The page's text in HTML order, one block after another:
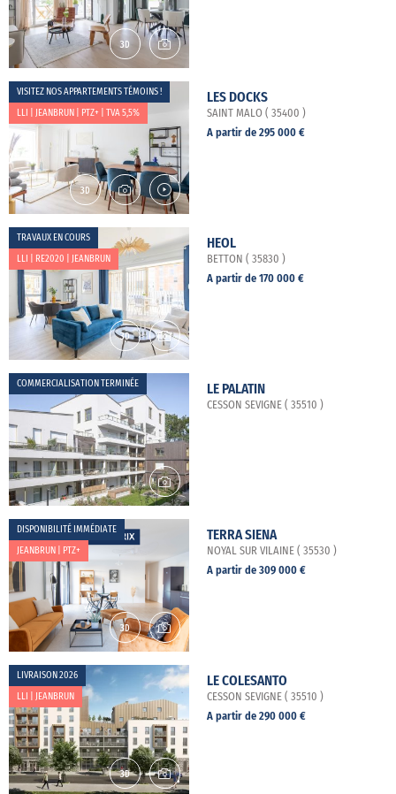
VISITEZ NOS APPARTEMENTS TÉMOINS !
LLI | JEANBRUN | PTZ+ | TVA 5,5%
LES DOCKS
SAINT MALO ( 35400 )
A partir de 295 000 €
TRAVAUX EN COURS
LLI | RE2020 | JEANBRUN
HEOL
BETTON ( 35830 )
A partir de 170 000 €
COMMERCIALISATION TERMINÉE LE PALATIN
CESSON SEVIGNE ( 35510 )
DISPONIBILITÉ IMMÉDIATE
JEANBRUN | PTZ+
TERRA SIENA
NOYAL SUR VILAINE ( 35530 )
A partir de 309 000 €
LIVRAISON 2026
LLI | JEANBRUN
LE COLESANTO
CESSON SEVIGNE ( 35510 )
A partir de 290 000 €